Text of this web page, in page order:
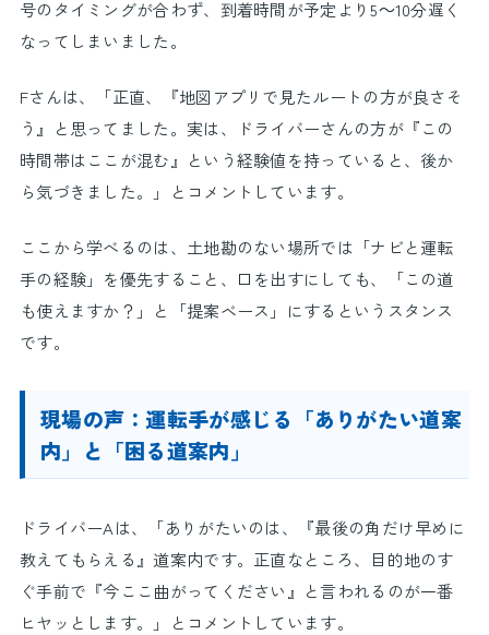
号のタイミングが合わず、到着時間が予定より5～10分遅く
なってしまいました。
Fさんは、「正直、『地図アプリで見たルートの方が良さそ
う』と思ってました。実は、ドライバーさんの方が『この
時間帯はここが混む』という経験値を持っていると、後か
ら気づきました。」とコメントしています。
ここから学べるのは、土地勘のない場所では「ナビと運転
手の経験」を優先すること、口を出すにしても、「この道
も使えますか？」と「提案ベース」にするというスタンス
です。
現場の声：運転手が感じる「ありがたい道案
内」と「困る道案内」
ドライバーAは、「ありがたいのは、『最後の角だけ早めに
教えてもらえる』道案内です。正直なところ、目的地のす
ぐ手前で『今ここ曲がってください』と言われるのが一番
ヒヤッとします。」とコメントしています。